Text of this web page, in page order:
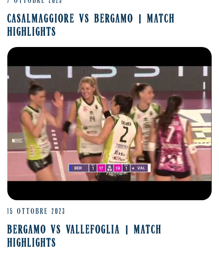
CASALMAGGIORE VS BERGAMO | MATCH
HIGHLIGHTS
15 OTTOBRE 2023
BERGAMO VS VALLEFOGLIA | MATCH
HIGHLIGHTS